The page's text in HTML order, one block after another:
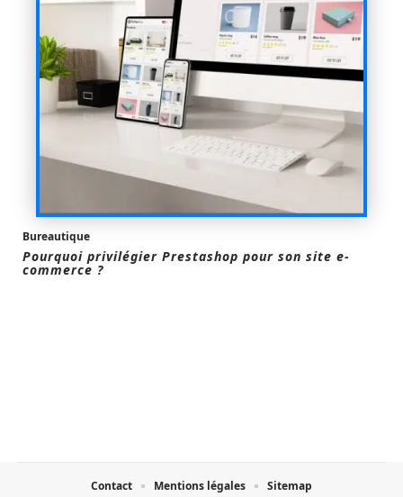
Bureautique
Pourquoi privilégier Prestashop pour son site e-
commerce ?
Contact Mentions légales Sitemap